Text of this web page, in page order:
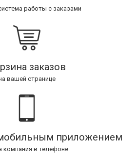
работы с заказами
заказов
вашей странице
приложением
компания в телефоне